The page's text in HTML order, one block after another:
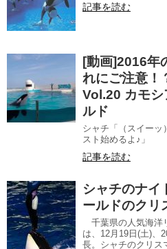
記事を読む
[動画]2016年
れにご注意！
Vol.20 カモ
ルド
シャチ「（スイーッ
スト始めるよ♪」
記事を読む
シャチのナイ
ールドのク
千葉県の人気海洋
は、12月19日(土)、
長。シャチのクリス